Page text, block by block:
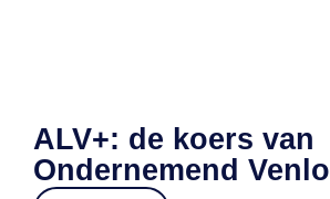
ALV+: de koers van
Ondernemend Venlo